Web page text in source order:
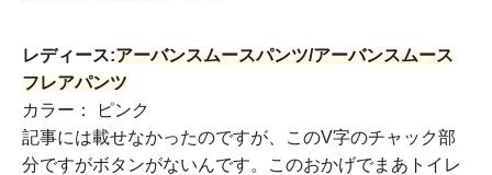
レディース:アーバンスムースパンツ/アーバンスムース
フレアパンツ
カラー： ピンク
記事には載せなかったのですが、このV字のチャック部
分ですがボタンがないんです。このおかげでまあトイレ